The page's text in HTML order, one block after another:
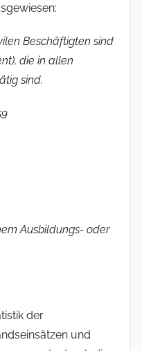
Beschäftigten sind
die in allen
sind.
Ausbildungs- oder
der
und